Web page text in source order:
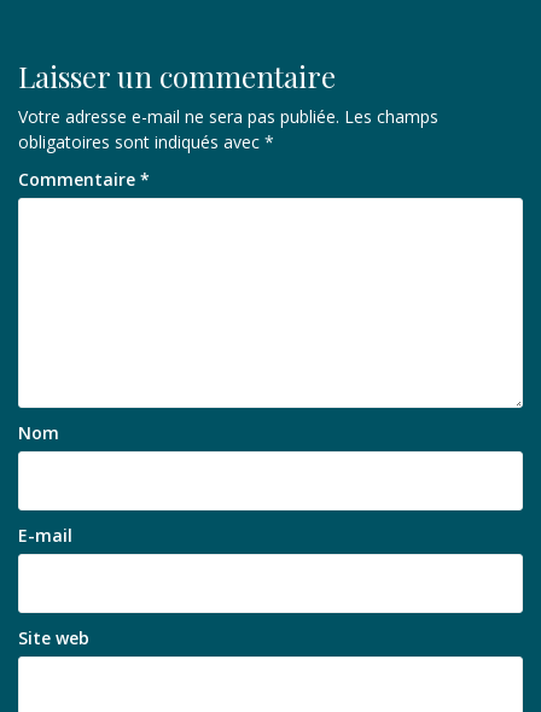
Laisser un commentaire
Votre adresse e-mail ne sera pas publiée. Les champs
obligatoires sont indiqués avec *
Commentaire *
Nom
E-mail
Site web